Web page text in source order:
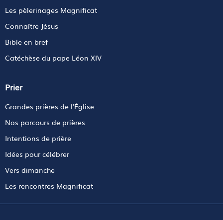
Les pèlerinages Magnificat
Connaître Jésus
Bible en bref
Catéchèse du pape Léon XIV
Prier
Grandes prières de l'Église
Nos parcours de prières
Intentions de prière
Idées pour célébrer
Vers dimanche
Les rencontres Magnificat